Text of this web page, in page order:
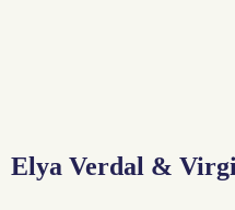
Elya Verdal &